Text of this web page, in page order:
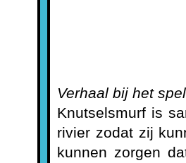
Verhaal bij het spel
Knutselsmurf is
rivier zodat zij
kunnen zorgen